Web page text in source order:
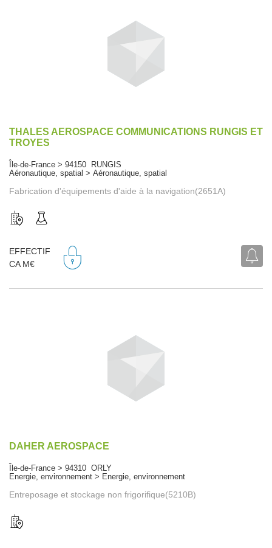
THALES AEROSPACE COMMUNICATIONS RUNGIS ET
TROYES
Île-de-France > 94150 RUNGIS
Aéronautique, spatial > Aéronautique, spatial
Fabrication d'équipements d'aide à la navigation(2651A)
EFFECTIF
CA M€
DAHER AEROSPACE
Île-de-France > 94310 ORLY
Energie, environnement > Energie, environnement
Entreposage et stockage non frigorifique(5210B)